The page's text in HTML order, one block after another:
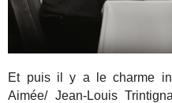
Et puis il y a le charme
Aimée/ Jean-Louis